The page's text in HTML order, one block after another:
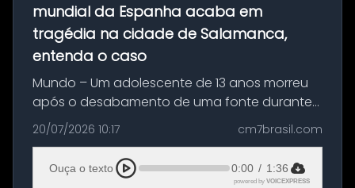
mundial da Espanha acaba em
tragédia na cidade de Salamanca,
entenda o caso
Mundo – Um adolescente de 13 anos morreu
após o desabamento de uma fonte durante
as comemorações pelo título da Copa do
Mundo conquistado pela Espanha, em
Ciudad Rodrigo, na província de Salamanca,
no...
20/07/2026 10:17 cm7brasil.com
Ouça o texto 0:00 / 1:36
powered by VOICEXPRESS